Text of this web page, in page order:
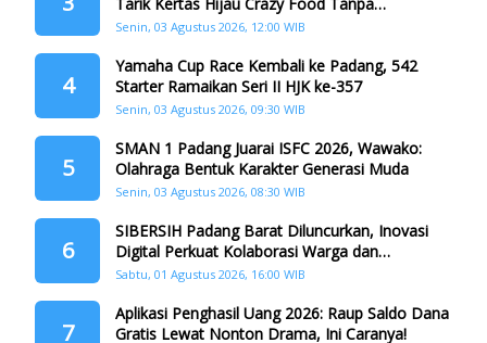
Penggandaan
Senin, 03 Agustus 2026, 12:00 WIB
4
Yamaha Cup Race Kembali ke Padang, 542
Starter Ramaikan Seri II HJK ke-357
Senin, 03 Agustus 2026, 09:30 WIB
5
SMAN 1 Padang Juarai ISFC 2026, Wawako:
Olahraga Bentuk Karakter Generasi Muda
Senin, 03 Agustus 2026, 08:30 WIB
6
SIBERSIH Padang Barat Diluncurkan, Inovasi
Digital Perkuat Kolaborasi Warga dan
Pemerintah Atasi Persampahan
Sabtu, 01 Agustus 2026, 16:00 WIB
7
Aplikasi Penghasil Uang 2026: Raup Saldo Dana
Gratis Lewat Nonton Drama, Ini Caranya!